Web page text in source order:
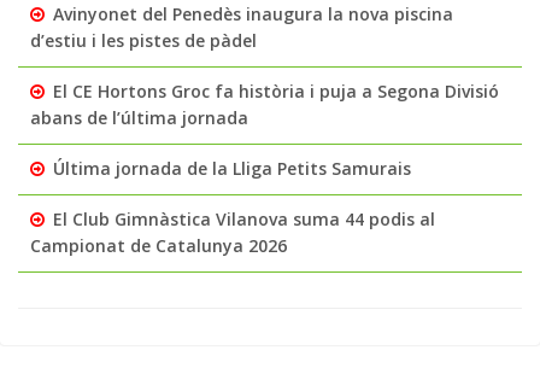
Avinyonet del Penedès inaugura la nova piscina
d’estiu i les pistes de pàdel
El CE Hortons Groc fa història i puja a Segona Divisió
abans de l’última jornada
Última jornada de la Lliga Petits Samurais
El Club Gimnàstica Vilanova suma 44 podis al
Campionat de Catalunya 2026